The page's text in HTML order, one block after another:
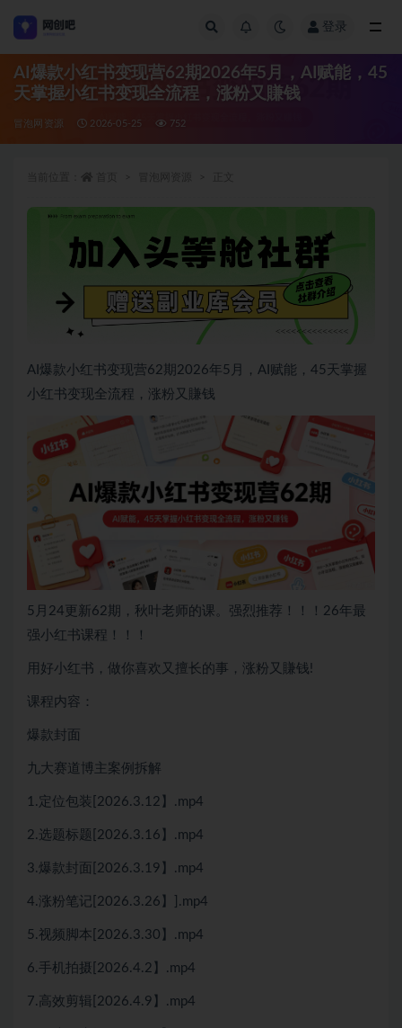
登录
AI爆款小红书变现营62期2026年5月，AI赋能，45
天掌握小红书变现全流程，涨粉又賺钱
冒泡网资源 2026-05-25 752
AI爆款小红书变现营62期2026年5月，AI赋能，45天掌握
小红书变现全流程，涨粉又賺钱
5月24更新62期，秋叶老师的课。强烈推荐！！！26年最
强小红书课程！！！
用好小红书，做你喜欢又擅长的事，涨粉又賺钱!
课程内容：
爆款封面
九大赛道博主案例拆解
1.定位包装[2026.3.12】.mp4
2.选题标题[2026.3.16】.mp4
3.爆款封面[2026.3.19】.mp4
4.涨粉笔记[2026.3.26】].mp4
5.视频脚本[2026.3.30】.mp4
6.手机拍摄[2026.4.2】.mp4
7.高效剪辑[2026.4.9】.mp4